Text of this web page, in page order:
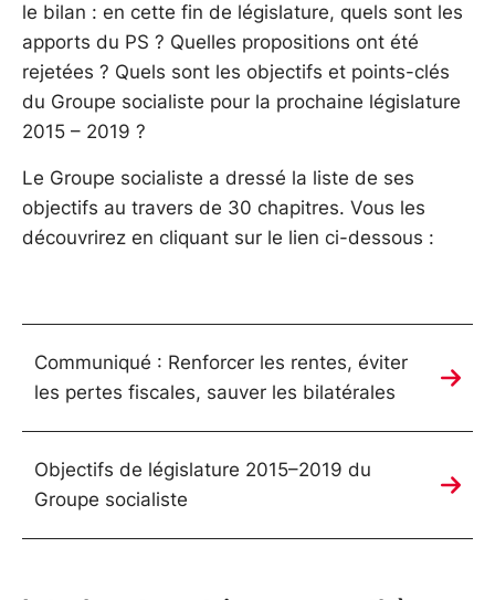
le bilan : en cette fin de législature, quels sont les
apports du PS ? Quelles propositions ont été
rejetées ? Quels sont les objectifs et points-clés
du Groupe socialiste pour la prochaine législature
2015 – 2019 ?
Le Groupe socialiste a dressé la liste de ses
objectifs au travers de 30 chapitres. Vous les
découvrirez en cliquant sur le lien ci-dessous :
Communiqué : Renforcer les rentes, éviter
les pertes fiscales, sauver les bilatérales
Objectifs de législature 2015–2019 du
Groupe socialiste